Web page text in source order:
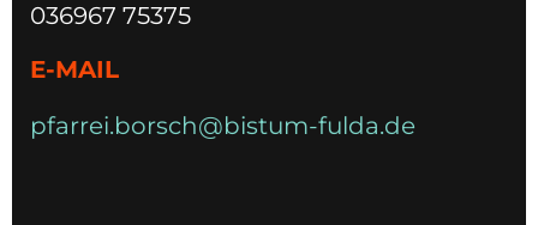
036967 75375
E-MAIL
pfarrei.borsch@bistum-fulda.de